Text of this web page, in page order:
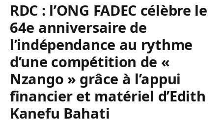
RDC : l’ONG FADEC célèbre le
64e anniversaire de
l’indépendance au rythme
d’une compétition de «
Nzango » grâce à l’appui
financier et matériel d’Edith
Kanefu Bahati